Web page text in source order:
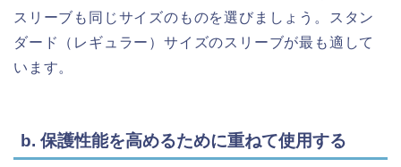
スリーブも同じサイズのものを選びましょう。スタン
ダード（レギュラー）サイズのスリーブが最も適して
います。
b. 保護性能を高めるために重ねて使用する